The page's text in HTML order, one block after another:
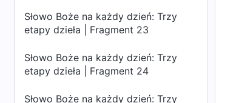
Słowo Boże na każdy dzień: Trzy
etapy dzieła | Fragment 23
Słowo Boże na każdy dzień: Trzy
etapy dzieła | Fragment 24
Słowo Boże na każdy dzień: Trzy